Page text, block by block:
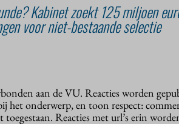
Kabinet zoekt 125 miljoen
voor niet-bestaande selectie
aan de VU. Reacties worden
het onderwerp, en toon respect:
Reacties met url’s erin